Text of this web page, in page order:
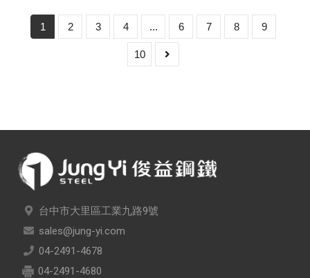
1 2 3 4 ... 6 7 8 9
10
台中市大里區工業九路9號
sales@jung-yi.com
04-2491-4678
04-2491-4680